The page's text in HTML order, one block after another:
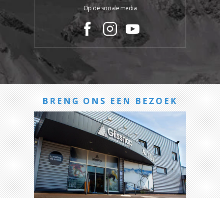
Op de sociale media
BRENG ONS EEN BEZOEK